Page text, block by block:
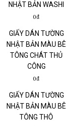
NHẬT BẢN WASHI
0₫
GIẤY DÁN TƯỜNG
NHẬT BẢN MÀU BÊ
TÔNG CHÁT THỦ
CÔNG
0₫
GIẤY DÁN TƯỜNG
NHẬT BẢN MÀU BÊ
TÔNG THÔ